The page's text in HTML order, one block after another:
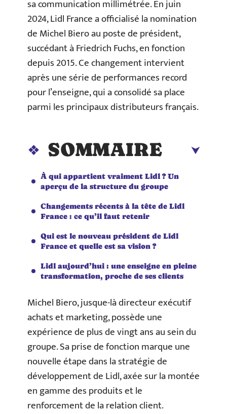
sa communication millimétrée. En juin
2024, Lidl France a officialisé la nomination
de Michel Biero au poste de président,
succédant à Friedrich Fuchs, en fonction
depuis 2015. Ce changement intervient
après une série de performances record
pour l’enseigne, qui a consolidé sa place
parmi les principaux distributeurs français.
SOMMAIRE
À qui appartient vraiment Lidl ? Un
aperçu de la structure du groupe
Changements récents à la tête de Lidl
France : ce qu’il faut retenir
Qui est le nouveau président de Lidl
France et quelle est sa vision ?
Lidl aujourd’hui : une enseigne en pleine
transformation, proche de ses clients
Michel Biero, jusque-là directeur exécutif
achats et marketing, possède une
expérience de plus de vingt ans au sein du
groupe. Sa prise de fonction marque une
nouvelle étape dans la stratégie de
développement de Lidl, axée sur la montée
en gamme des produits et le
renforcement de la relation client.